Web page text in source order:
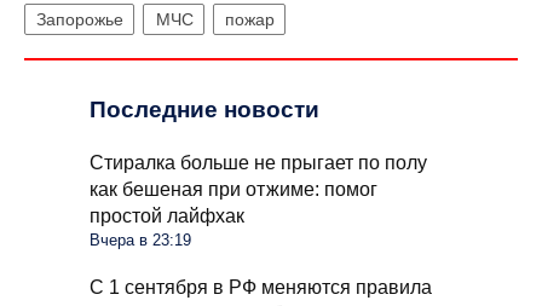
Запорожье МЧС пожар
Последние новости
Стиралка больше не прыгает по полу
как бешеная при отжиме: помог
простой лайфхак
Вчера в 23:19
С 1 сентября в РФ меняются правила